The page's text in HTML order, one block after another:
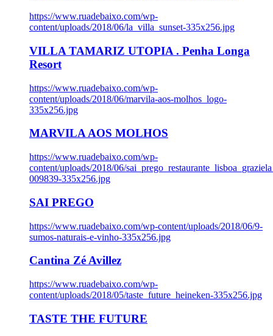
https://www.ruadebaixo.com/wp-
content/uploads/2018/06/la_villa_sunset-335x256.jpg
VILLA TAMARIZ UTOPIA . Penha Longa
Resort
https://www.ruadebaixo.com/wp-
content/uploads/2018/06/marvila-aos-molhos_logo-
335x256.jpg
MARVILA AOS MOLHOS
https://www.ruadebaixo.com/wp-
content/uploads/2018/06/
009839-335x256.jpg
SAI PREGO
https://www.ruadebaixo.com/wp-content/uploads/2018/06/9-
sumos-naturais-e-vinho-335x256.jpg
Cantina Zé Avillez
https://www.ruadebaixo.com/wp-
content/uploads/2018/05/taste_future_heineken-335x256.jpg
TASTE THE FUTURE